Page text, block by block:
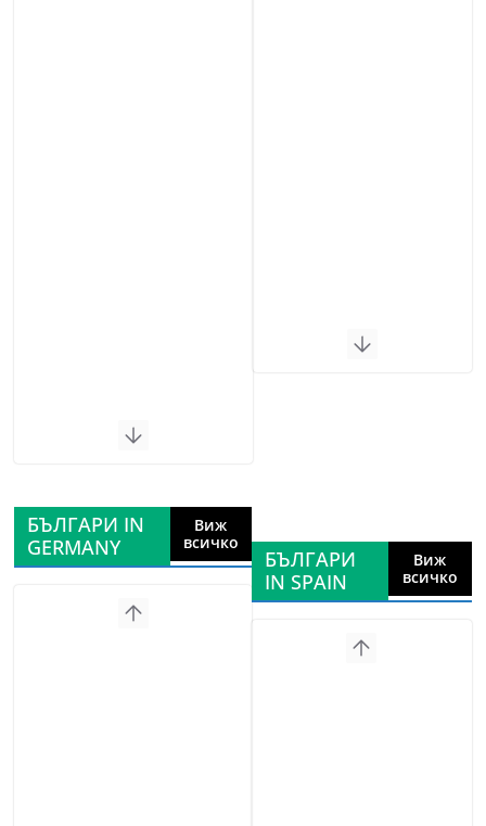
БЪЛГАРИ IN
GERMANY
Виж
всичко
БЪЛГАРИ
IN SPAIN
Виж
всичко